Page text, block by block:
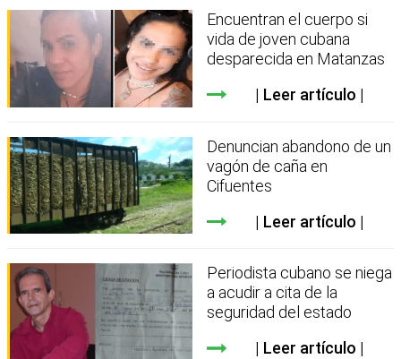
Encuentran el cuerpo si
vida de joven cubana
desparecida en Matanzas
Leer artículo
Denuncian abandono de un
vagón de caña en
Cifuentes
Leer artículo
Periodista cubano se niega
a acudir a cita de la
seguridad del estado
Leer artículo